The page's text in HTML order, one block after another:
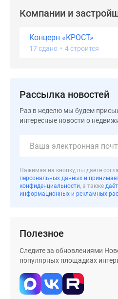
Rutube
Поиск
Москве
Новостройки
бизнес-
класса
Рассрочка
Траншевая
ипотека
Компании и
Концерн «КРОСТ»
17 сдано • 4 строится
Рассылка новостей
Раз в неделю мы будем
интересные новости о
Нажимая на кнопку, вы даёте
персональных данных и
конфиденциальности, а также
информационных и рекламных
Полезное
Следите за обновлениями
популярных площадках